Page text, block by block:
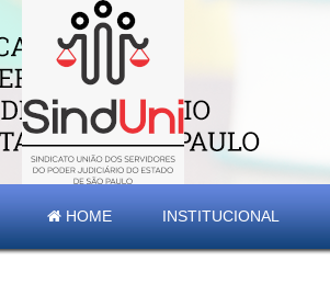
HOME INSTITUCIONAL